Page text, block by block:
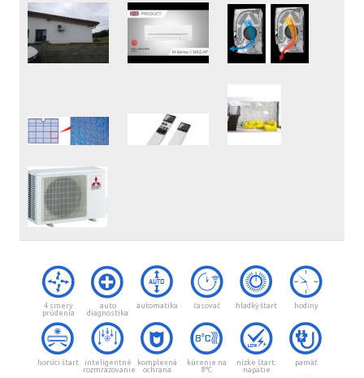
4 smery
prúdenia
auto
diagnostika
automatika časovač hladký štart hodiny
horúci štart
inteligentné
rozmrazovanie
komplexná
ochrana
kúrenie na
8°C
nízke štart.
napätie
pamäť